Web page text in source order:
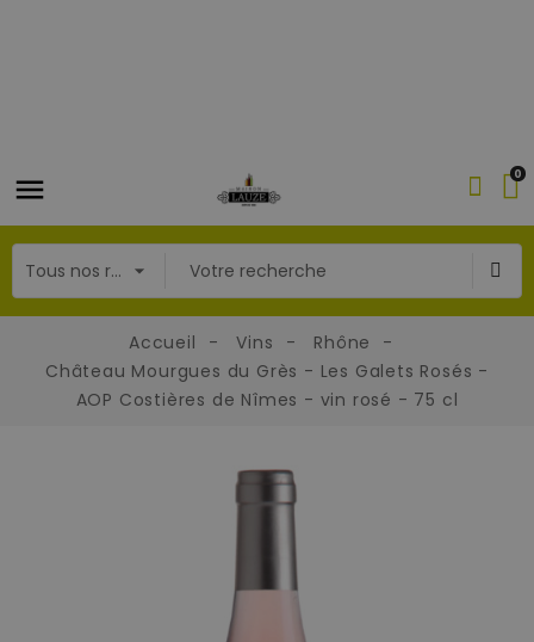
0
Accueil Vins
Rhône
Château Mourgues du Grès - Les Galets Rosés -
AOP Costières de Nîmes - vin rosé - 75 cl